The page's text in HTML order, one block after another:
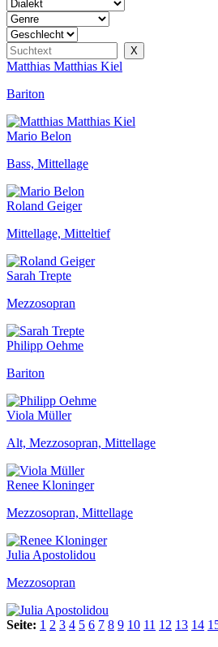
Matthias Matthias Kiel
Bariton
Mario Belon
Bass, Mittellage
Roland Geiger
Mittellage, Mitteltief
Sarah Trepte
Mezzosopran
Philipp Oehme
Bariton
Viola Müller
Alt, Mezzosopran, Mittellage
Renee Kloninger
Mezzosopran, Mittellage
Julia Apostolidou
Mezzosopran
Seite: 1 2 3 4 5 6 7 8 9 10 11 12 13 14